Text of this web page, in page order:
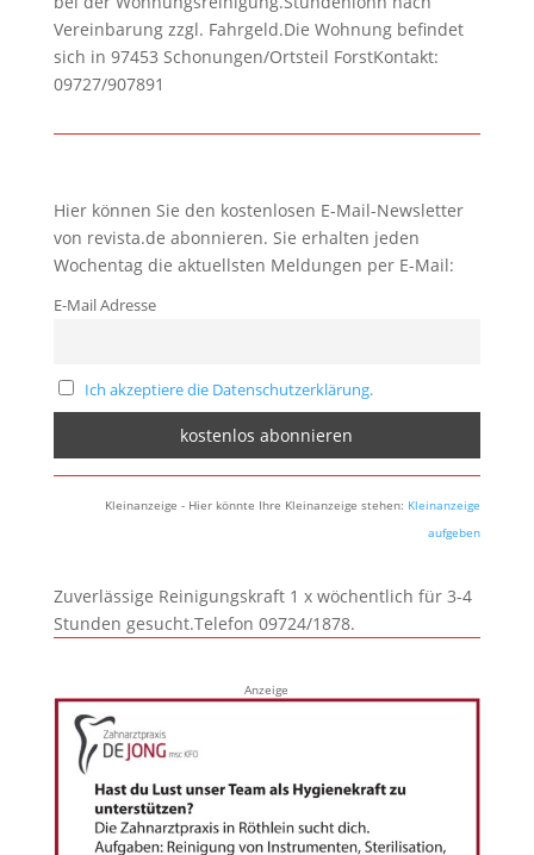
Vereinbarung zzgl. Fahrgeld.Die Wohnung befindet
sich in 97453 Schonungen/Ortsteil ForstKontakt:
09727/907891
Hier können Sie den kostenlosen E-Mail-Newsletter
von revista.de abonnieren. Sie erhalten jeden
Wochentag die aktuellsten Meldungen per E-Mail:
E-Mail Adresse
Ich akzeptiere die Datenschutzerklärung.
Kleinanzeige - Hier könnte Ihre Kleinanzeige stehen: Kleinanzeige
aufgeben
Zuverlässige Reinigungskraft 1 x wöchentlich für 3-4
Stunden gesucht.Telefon 09724/1878.
Anzeige